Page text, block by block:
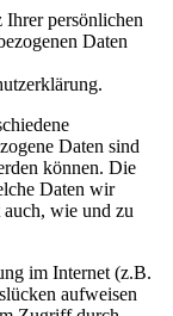
Ihrer persönlichen
Daten
Daten sind
können. Die
Daten wir
wie und zu
im Internet (z.B.
aufweisen